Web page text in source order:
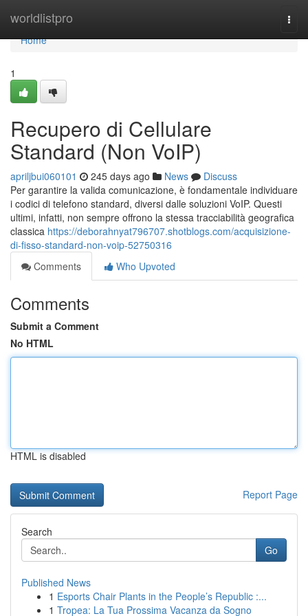
worldlistpro
Home
Home
1
Recupero di Cellulare
Standard (Non VoIP)
apriljbui060101 245 days ago News
Discuss
Per garantire la valida comunicazione, è fondamentale individuare
i codici di telefono standard, diversi dalle soluzioni VoIP. Questi
ultimi, infatti, non sempre offrono la stessa tracciabilità geografica
classica https://deborahnyat796707.shotblogs.com/acquisizione-
di-fisso-standard-non-voip-52750316
Comments
Who Upvoted
Comments
Submit a Comment
No HTML
HTML is disabled
Report Page
Search
Go
Published News
1 Esports Chair Plants in the People’s Republic :...
1 Tropea: La Tua Prossima Vacanza da Sogno